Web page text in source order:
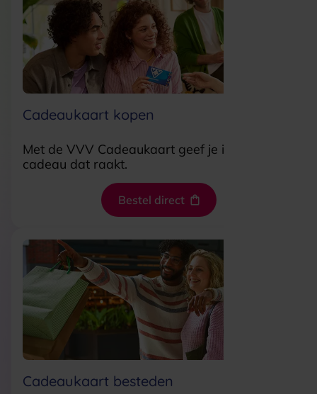
Cadeaukaart kopen
Met de VVV Cadeaukaart geef je iemand een
cadeau dat raakt.
Bestel direct
Cadeaukaart besteden